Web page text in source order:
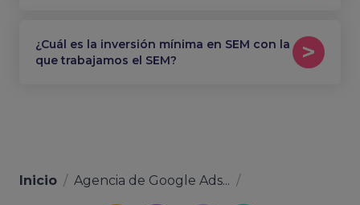
¿Cuál es la inversión mínima en SEM con la
que trabajamos el SEM?
Inicio / Agencia de Google Ads... /